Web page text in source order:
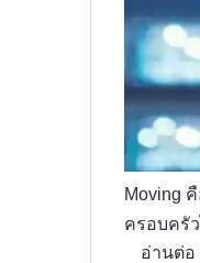
Moving
ครอบครั
อ่านต่อ